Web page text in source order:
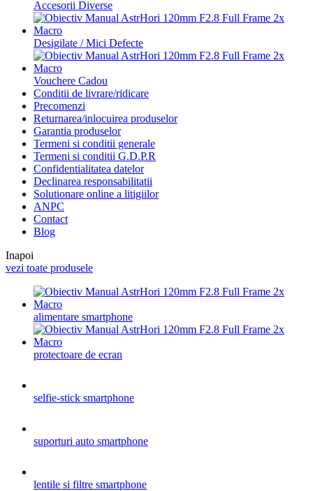
Accesorii Diverse
Desigilate / Mici Defecte
Vouchere Cadou
Conditii de livrare/ridicare
Precomenzi
Returnarea/inlocuirea produselor
Garantia produselor
Termeni si conditii generale
Termeni si conditii G.D.P.R
Confidentialitatea datelor
Declinarea responsabilitatii
Solutionare online a litigiilor
ANPC
Contact
Blog
Inapoi
vezi toate produsele
alimentare smartphone
protectoare de ecran
selfie-stick smartphone
suporturi auto smartphone
lentile si filtre smartphone